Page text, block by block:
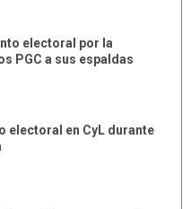
electoral por la
PGC a sus espaldas
electoral en CyL durante